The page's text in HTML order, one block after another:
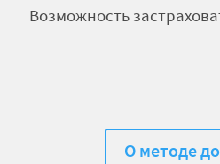
Возможность
О методе